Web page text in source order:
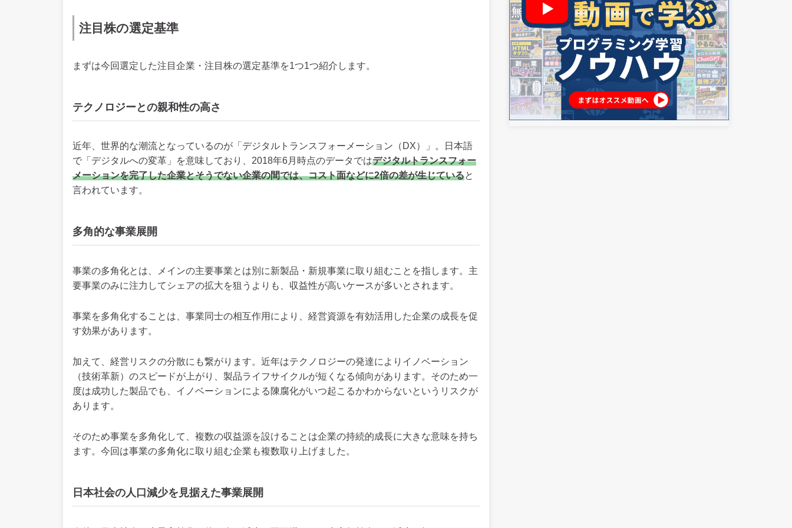
注目株の選定基準
まずは今回選定した注目企業・注目株の選定基準を1つ1つ紹介します。
テクノロジーとの親和性の高さ
近年、世界的な潮流となっているのが「デジタルトランスフォーメーション（DX）」。日本語
で「デジタルへの変革」を意味しており、2018年6月時点のデータではデジタルトランスフォー
メーションを完了した企業とそうでない企業の間では、コスト面などに2倍の差が生じていると
言われています。
多角的な事業展開
事業の多角化とは、メインの主要事業とは別に新製品・新規事業に取り組むことを指します。主
要事業のみに注力してシェアの拡大を狙うよりも、収益性が高いケースが多いとされます。
事業を多角化することは、事業同士の相互作用により、経営資源を有効活用した企業の成長を促
す効果があります。
加えて、経営リスクの分散にも繋がります。近年はテクノロジーの発達によりイノベーション
（技術革新）のスピードが上がり、製品ライフサイクルが短くなる傾向があります。そのため一
度は成功した製品でも、イノベーションによる陳腐化がいつ起こるかわからないというリスクが
あります。
そのため事業を多角化して、複数の収益源を設けることは企業の持続的成長に大きな意味を持ち
ます。今回は事業の多角化に取り組む企業も複数取り上げました。
日本社会の人口減少を見据えた事業展開